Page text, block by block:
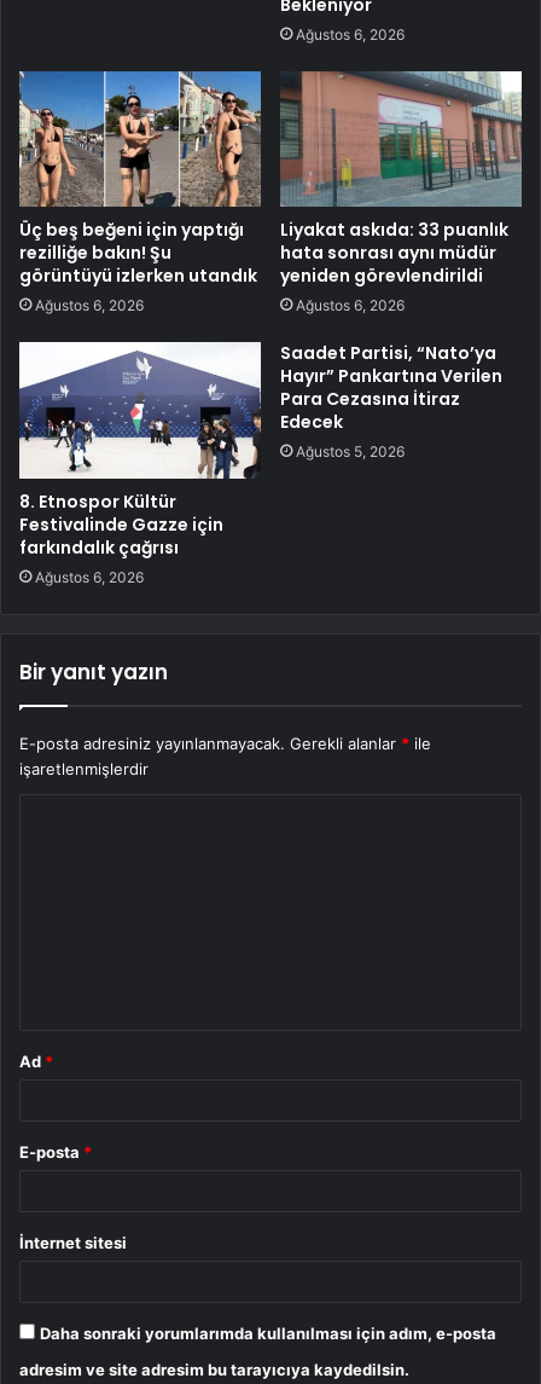
Ağustos 6, 2026
Üç beş beğeni için yaptığı
rezilliğe bakın! Şu
görüntüyü izlerken utandık
Ağustos 6, 2026
Liyakat askıda: 33 puanlık
hata sonrası aynı müdür
yeniden görevlendirildi
Ağustos 6, 2026
8. Etnospor Kültür
Festivalinde Gazze için
farkındalık çağrısı
Ağustos 6, 2026
Saadet Partisi, “Nato’ya
Hayır” Pankartına Verilen
Para Cezasına İtiraz
Edecek
Ağustos 5, 2026
Bir yanıt yazın
E-posta adresiniz yayınlanmayacak. Gerekli alanlar * ile
işaretlenmişlerdir
Ad *
E-posta *
İnternet sitesi
Daha sonraki yorumlarımda kullanılması için adım, e-posta
adresim ve site adresim bu tarayıcıya kaydedilsin.